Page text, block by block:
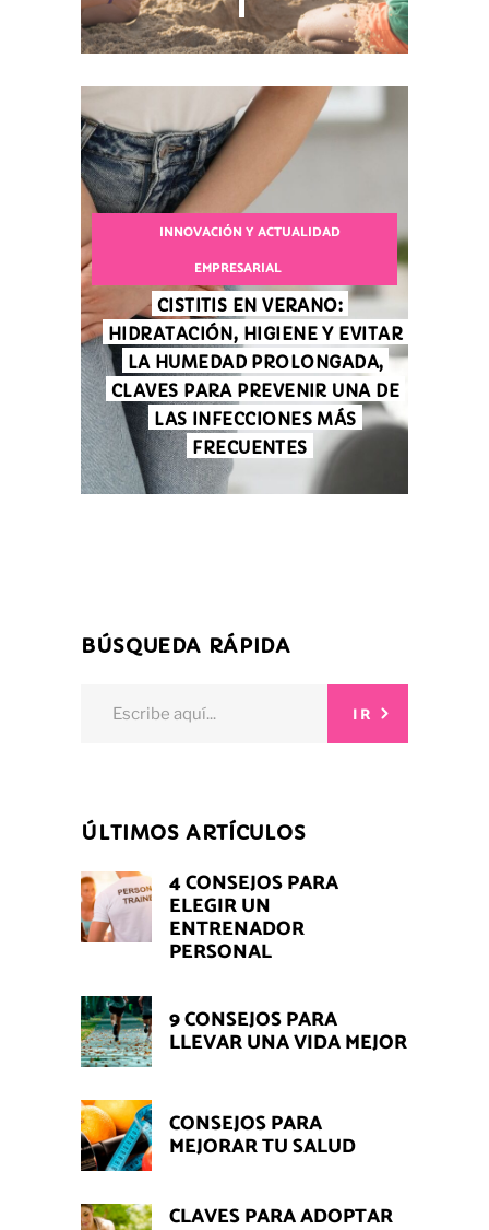
INNOVACIÓN Y ACTUALIDAD
EMPRESARIAL
CISTITIS EN VERANO:
HIDRATACIÓN, HIGIENE Y EVITAR
LA HUMEDAD PROLONGADA,
CLAVES PARA PREVENIR UNA DE
LAS INFECCIONES MÁS
FRECUENTES
BÚSQUEDA RÁPIDA
IR
ÚLTIMOS ARTÍCULOS
4 CONSEJOS PARA
ELEGIR UN
ENTRENADOR
PERSONAL
9 CONSEJOS PARA
LLEVAR UNA VIDA MEJOR
CONSEJOS PARA
MEJORAR TU SALUD
CLAVES PARA ADOPTAR